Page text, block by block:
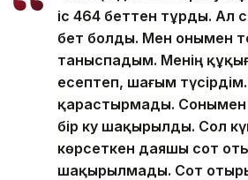
іс 464 беттен тұрды. Ал
бет болды. Мен онымен
таныспадым. Менің
есептеп, шағым
қарастырмады. Сонымен
бір куә шақырылды. Сол
көрсеткен даяшы сот
шақырылмады. Сот